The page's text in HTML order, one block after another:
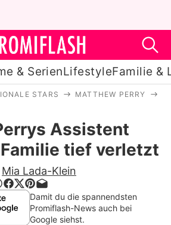
& SerienLifestyleFamilie &
Stars
Filme & Serien
Lifestyle
Familie & Liebe
STARS MATTHEW PERRY
Assistent
tief verletzt
Mia Lada-Klein
Damit du die spannendsten
Promiflash-News auch bei
Google siehst.